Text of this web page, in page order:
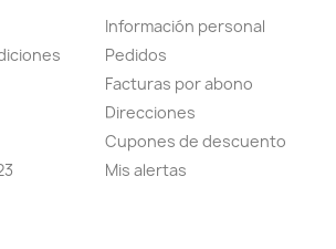
Información personal
Pedidos
Facturas por abono
Direcciones
Cupones de descuento
Mis alertas